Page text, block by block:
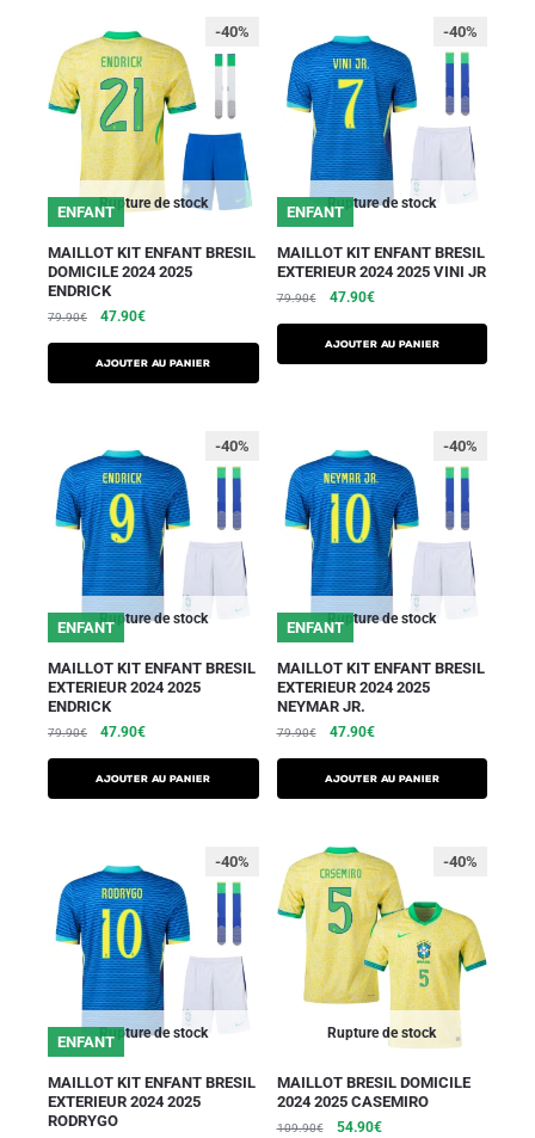
Rupture de stock
-40%
ENFANT
MAILLOT KIT ENFANT BRESIL
DOMICILE 2024 2025
ENDRICK
79.90€ 47.90€
AJOUTER AU PANIER
Rupture de stock
-40%
ENFANT
MAILLOT KIT ENFANT BRESIL
EXTERIEUR 2024 2025 VINI JR
79.90€ 47.90€
AJOUTER AU PANIER
Rupture de stock
-40%
ENFANT
MAILLOT KIT ENFANT BRESIL
EXTERIEUR 2024 2025
ENDRICK
79.90€ 47.90€
AJOUTER AU PANIER
Rupture de stock
-40%
ENFANT
MAILLOT KIT ENFANT BRESIL
EXTERIEUR 2024 2025
NEYMAR JR.
79.90€ 47.90€
AJOUTER AU PANIER
Rupture de stock
-40%
ENFANT
MAILLOT KIT ENFANT BRESIL
EXTERIEUR 2024 2025
RODRYGO
Rupture de stock
-40%
MAILLOT BRESIL DOMICILE
2024 2025 CASEMIRO
109.90€ 54.90€